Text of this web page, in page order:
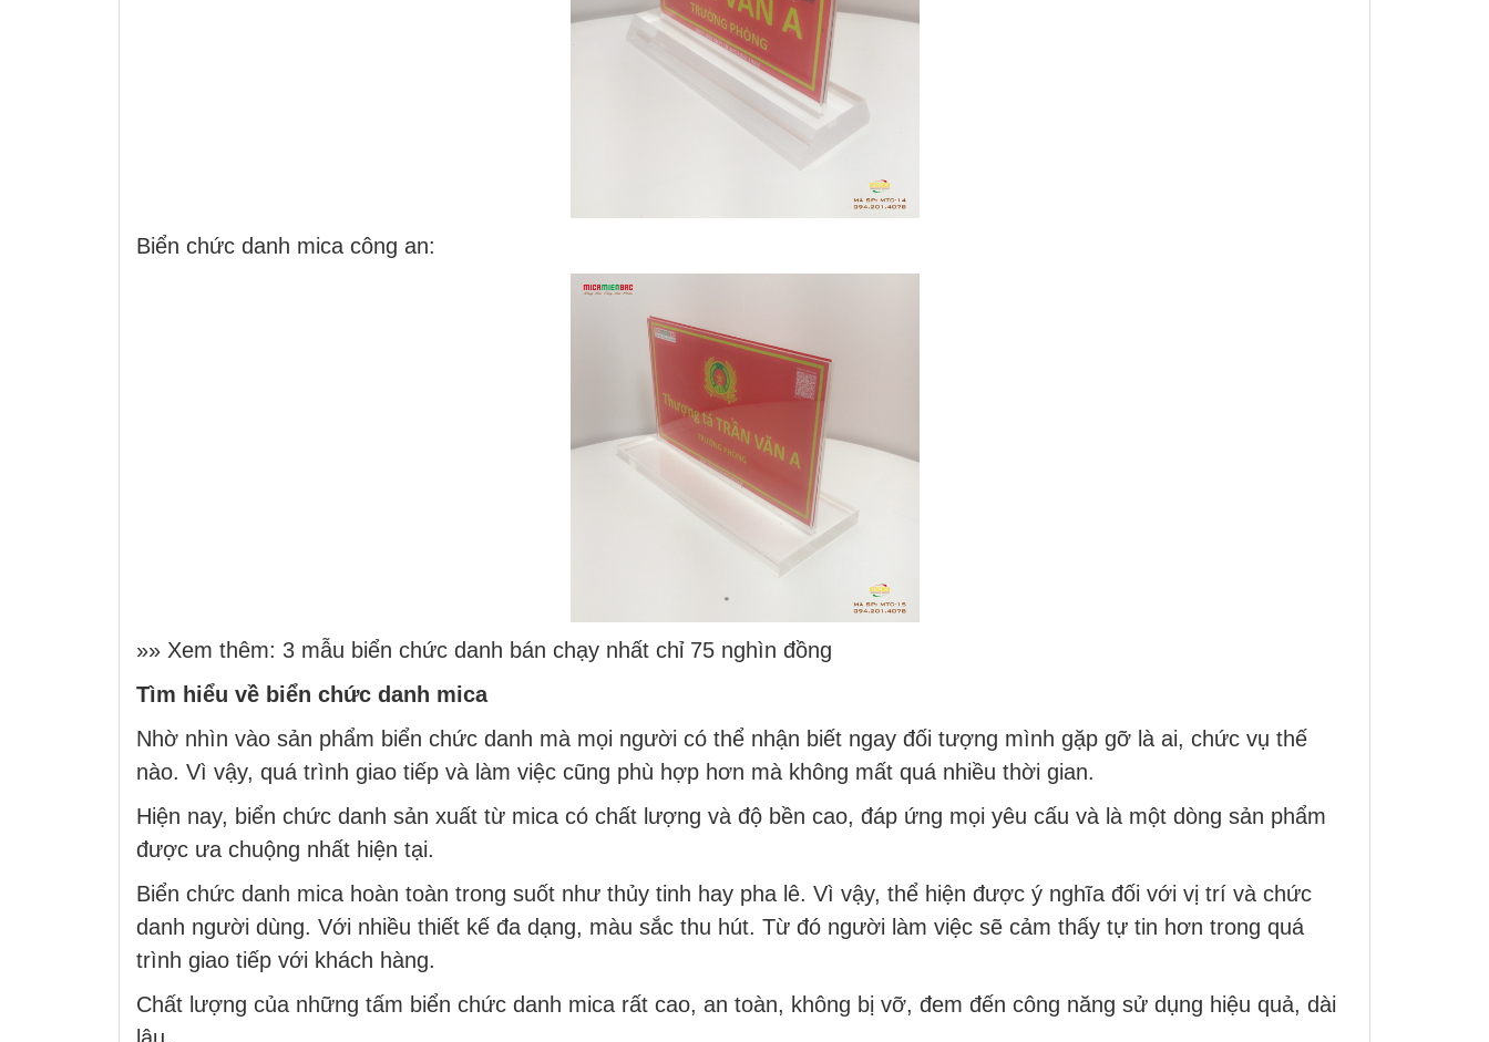
Biển chức danh mica công an:
»» Xem thêm: 3 mẫu biển chức danh bán chạy nhất chỉ 75 nghìn đồng
Tìm hiểu về biển chức danh mica
Nhờ nhìn vào sản phẩm biển chức danh mà mọi người có thể nhận biết ngay đối tượng mình gặp gỡ là ai, chức vụ thế
nào. Vì vậy, quá trình giao tiếp và làm việc cũng phù hợp hơn mà không mất quá nhiều thời gian.
Hiện nay, biển chức danh sản xuất từ mica có chất lượng và độ bền cao, đáp ứng mọi yêu cấu và là một dòng sản phẩm
được ưa chuộng nhất hiện tại.
Biển chức danh mica hoàn toàn trong suốt như thủy tinh hay pha lê. Vì vậy, thể hiện được ý nghĩa đối với vị trí và chức
danh người dùng. Với nhiều thiết kế đa dạng, màu sắc thu hút. Từ đó người làm việc sẽ cảm thấy tự tin hơn trong quá
trình giao tiếp với khách hàng.
Chất lượng của những tấm biển chức danh mica rất cao, an toàn, không bị vỡ, đem đến công năng sử dụng hiệu quả, dài